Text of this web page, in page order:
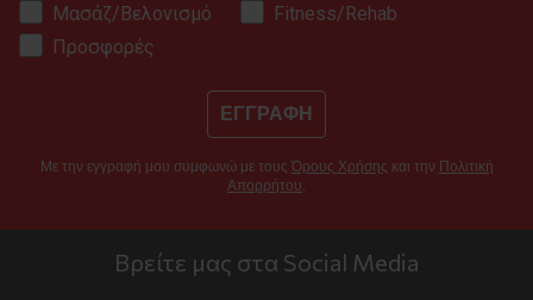
Μασάζ/Βελονισμό
Fitness/Rehab
Προσφορές
ΕΓΓΡΑΦΗ
Με την εγγραφή μου συμφωνώ με τους Όρους Χρήσης και την Πολιτική
Απορρήτου.
Βρείτε μας στα Social Media